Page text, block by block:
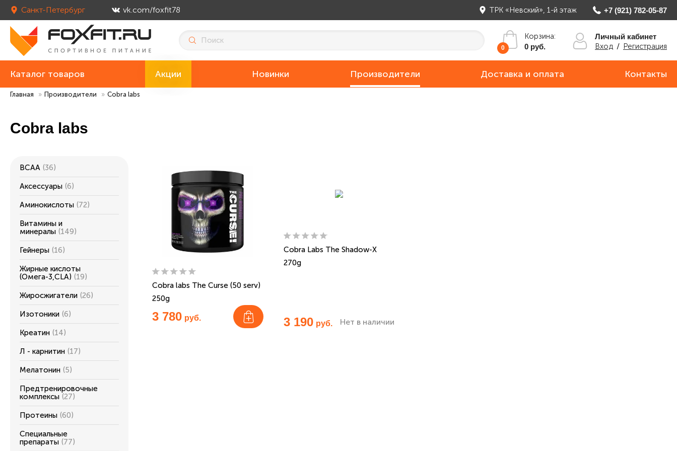
Санкт-Петербург vk.com/foxfit78 ТРК «Невский», 1-й этаж +7 (921) 782-05-87
0
Корзина:
0 руб.
Личный кабинет
Вход / Регистрация
Каталог товаров Акции Новинки Производители Доставка и оплата Контакты
Главная » Производители » Cobra labs
Cobra labs
ВСАА (36)
Аксессуары (6)
Аминокислоты (72)
Витамины и
минералы (149)
Гейнеры (16)
Жирные кислоты
(Омега-3,CLA) (19)
Жиросжигатели (26)
Изотоники (6)
Креатин (14)
Л - карнитин (17)
Мелатонин (5)
Предтренировочные
комплексы (27)
Протеины (60)
Специальные
препараты (77)
Cobra labs The Curse (50 serv)
250g
3 780 руб.
Cobra Labs The Shadow-X
270g
3 190 руб. Нет в наличии